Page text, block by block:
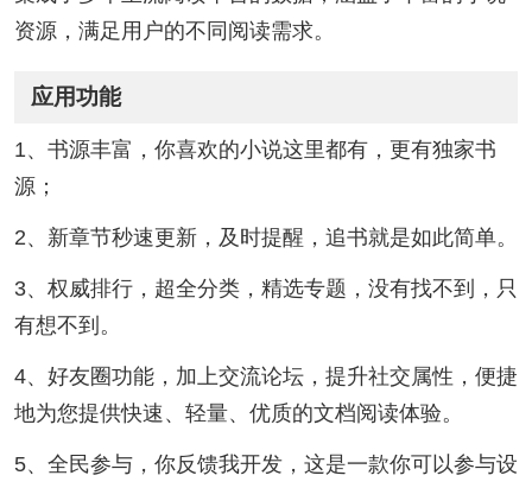
资源，满足用户的不同阅读需求。
应用功能
1、书源丰富，你喜欢的小说这里都有，更有独家书
源；
2、新章节秒速更新，及时提醒，追书就是如此简单。
3、权威排行，超全分类，精选专题，没有找不到，只
有想不到。
4、好友圈功能，加上交流论坛，提升社交属性，便捷
地为您提供快速、轻量、优质的文档阅读体验。
5、全民参与，你反馈我开发，这是一款你可以参与设